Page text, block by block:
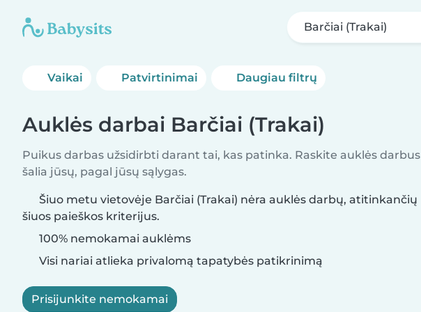
Barčiai (Trakai)
Vaikai Patvirtinimai Daugiau filtrų
Auklės darbai Barčiai (Trakai)
Puikus darbas užsidirbti darant tai, kas patinka. Raskite auklės darbus
šalia jūsų, pagal jūsų sąlygas.
Šiuo metu vietovėje Barčiai (Trakai) nėra auklės darbų, atitinkančių
šiuos paieškos kriterijus.
100% nemokamai auklėms
Visi nariai atlieka privalomą tapatybės patikrinimą
Prisijunkite nemokamai